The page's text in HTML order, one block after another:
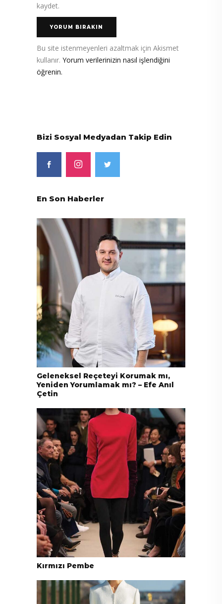
kaydet.
Bu site istenmeyenleri azaltmak için Akismet
kullanır. Yorum verilerinizin nasıl işlendiğini
öğrenin.
Bizi Sosyal Medyadan Takip Edin
En Son Haberler
Geleneksel Reçeteyi Korumak mı,
Yeniden Yorumlamak mı? – Efe Anıl
Çetin
Kırmızı Pembe